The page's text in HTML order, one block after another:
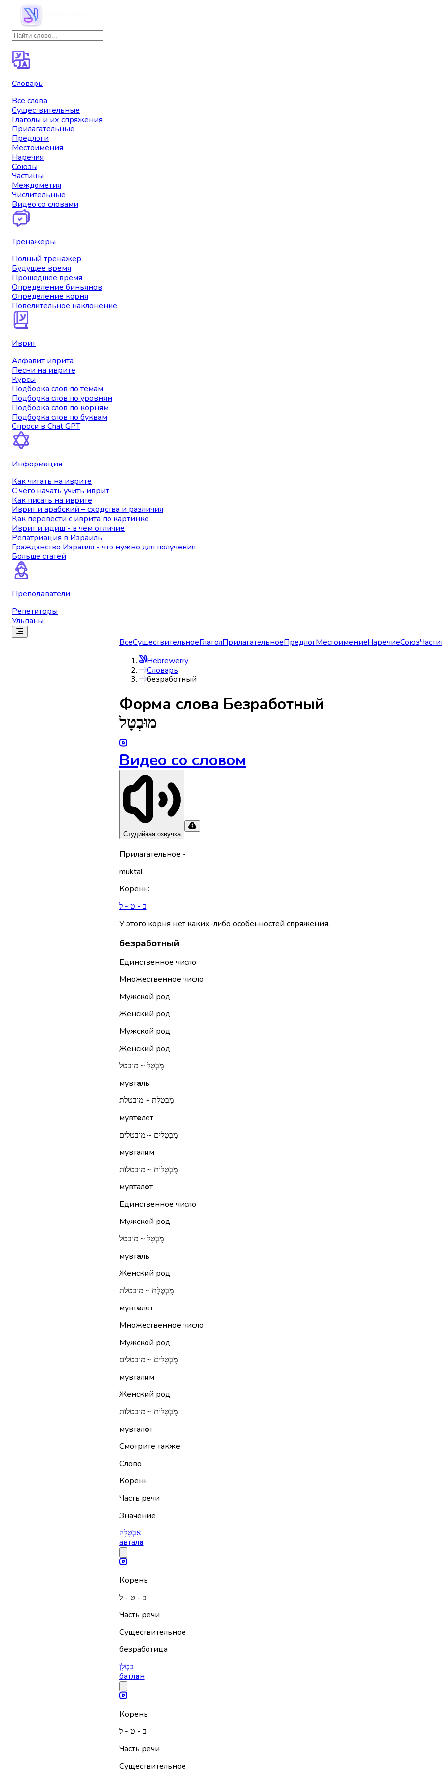
Словарь
Все слова
Существительные
Глаголы и их спряжения
Прилагательные
Предлоги
Местоимения
Наречия
Союзы
Частицы
Междометия
Числительные
Видео со словами
Тренажеры
Полный тренажер
Будущее время
Прошедшее время
Определение биньянов
Определение корня
Повелительное наклонение
Иврит
Алфавит иврита
Песни на иврите
Курсы
Подборка слов по темам
Подборка слов по уровням
Подборка слов по корням
Подборка слов по буквам
Спроси в Chat GPT
Информация
Как читать на иврите
С чего начать учить иврит
Как писать на иврите
Иврит и арабский – сходства и различия
Как перевести с иврита по картинке
Иврит и идиш - в чем отличие
Репатриация в Израиль
Гражданство Израиля - что нужно для получения
Больше статей
Преподаватели
Репетиторы
Ульпаны
ВсеСуществительноеГлаголПрилагательноеПредлогМестоимениеНаречиеСоюз
Hebrewerry
Словарь
безработный
Форма слова Безработный
מוּבְטָל
Видео со словом
Студийная озвучка
Прилагательное -
muktal
Корень:
ב - ט - ל
У этого корня нет каких-либо особенностей спряжения.
безработный
Единственное число
Множественное число
Мужской род
Женский род
Мужской род
Женский род
מֻבְטָל ~ מובטל
мувталь
מֻבְטֶלֶת ~ מובטלת
мувтелет
מֻבְטָלִים ~ מובטלים
мувталим
מֻבְטָלוֹת ~ מובטלות
мувталот
Единственное число
Мужской род
מֻבְטָל ~ מובטל
мувталь
Женский род
מֻבְטֶלֶת ~ מובטלת
мувтелет
Множественное число
Мужской род
מֻבְטָלִים ~ מובטלים
мувталим
Женский род
מֻבְטָלוֹת ~ מובטלות
мувталот
Смотрите также
Слово
Корень
Часть речи
Значение
אַבְטָלָה
автала
Корень
ב - ט - ל
Часть речи
Существительное
безработица
בַּטְלָן
батлан
Корень
ב - ט - ל
Часть речи
Существительное